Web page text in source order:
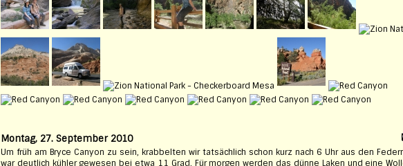
Montag, 27. September 2010
Um früh am Bryce Canyon zu sein, krabbelten wir tatsächlich schon kurz nach 6 Uhr aus den
war deutlich kühler gewesen bei etwa 11 Grad. Für morgen werden das dünne Laken und eine